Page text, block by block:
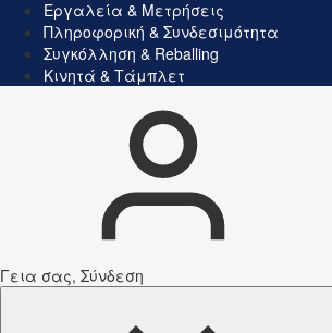
Εργαλεία & Μετρήσεις
Πληροφορική & Συνδεσιμότητα
Συγκόλληση & Reballing
Κινητά & Τάμπλετ
Γεια σας, Σύνδεση